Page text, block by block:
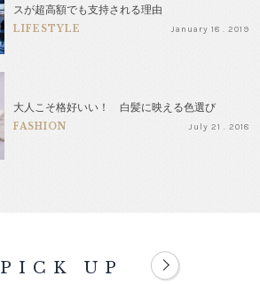
スが超高額でも支持される理由
LIFESTYLE January 18 . 2019
大人こそ格好いい！ 白髪に映える色選び
FASHION July 21 . 2018
PICK UP